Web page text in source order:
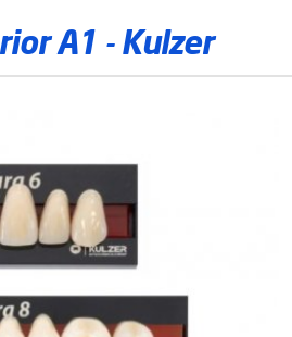
A1 - Kulzer